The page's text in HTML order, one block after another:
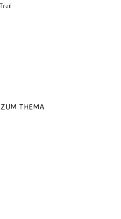
ZUM THEMA